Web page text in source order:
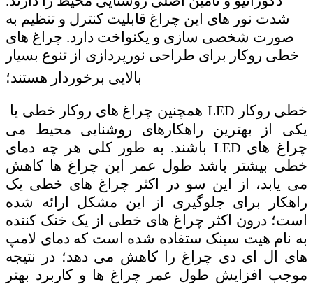
شدت نور های این چراغ قابلیت کنترل و تنظیم به
صورت شخصی سازی و یکنواخت دارد. چراغ های
خطی روکار برای طراحی نورپردازی از تنوع بسیار
بالایی برخوردار هستند؛
همچنین چراغ های روکار خطی یا LED خطی روکار
یکی از بهترین راهکارهای روشنایی محیط می
باشند. به طور کلی هر چه دمای LED چراغ های
خطی بیشتر باشد طول عمر این چراغ ها کاهش
می یابد، از این سو در اکثر چراغ های خطی یک
راهکار برای جلوگیری از این مشکل ارائه شده
است؛ درون اکثر چراغ های خطی از یک خنک کننده
به نام هیت سینک ستفاده شده است که دمای لامپ
های ال ای دی چراغ را کاهش می دهد؛ در نتیجه
موجب افزایش طول عمر چراغ ها و کاربرد بهتر